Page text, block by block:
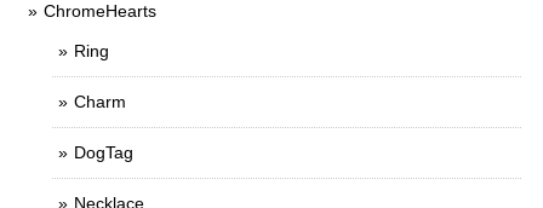
ChromeHearts
Ring
Charm
DogTag
Necklace